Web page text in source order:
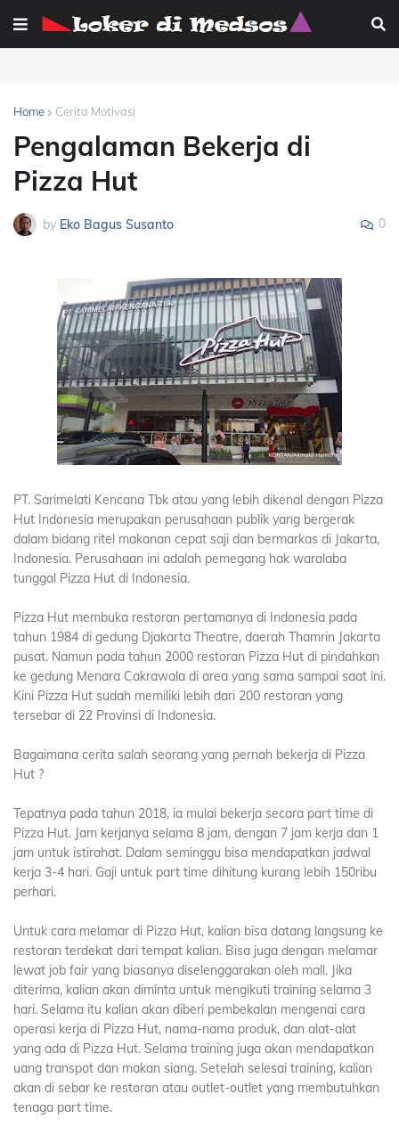
Home Cerita Motivasi
Pengalaman Bekerja di
Pizza Hut
by Eko Bagus Susanto 0
PT. Sarimelati Kencana Tbk atau yang lebih dikenal dengan Pizza
Hut Indonesia merupakan perusahaan publik yang bergerak
dalam bidang ritel makanan cepat saji dan bermarkas di Jakarta,
Indonesia. Perusahaan ini adalah pemegang hak waralaba
tunggal Pizza Hut di Indonesia.
Pizza Hut membuka restoran pertamanya di Indonesia pada
tahun 1984 di gedung Djakarta Theatre, daerah Thamrin Jakarta
pusat. Namun pada tahun 2000 restoran Pizza Hut di pindahkan
ke gedung Menara Cakrawala di area yang sama sampai saat ini.
Kini Pizza Hut sudah memiliki lebih dari 200 restoran yang
tersebar di 22 Provinsi di Indonesia.
Bagaimana cerita salah seorang yang pernah bekerja di Pizza
Hut ?
Tepatnya pada tahun 2018, ia mulai bekerja secara part time di
Pizza Hut. Jam kerjanya selama 8 jam, dengan 7 jam kerja dan 1
jam untuk istirahat. Dalam seminggu bisa mendapatkan jadwal
kerja 3-4 hari. Gaji untuk part time dihitung kurang lebih 150ribu
perhari.
Untuk cara melamar di Pizza Hut, kalian bisa datang langsung ke
restoran terdekat dari tempat kalian. Bisa juga dengan melamar
lewat job fair yang biasanya diselenggarakan oleh mall. Jika
diterima, kalian akan diminta untuk mengikuti training selama 3
hari. Selama itu kalian akan diberi pembekalan mengenai cara
operasi kerja di Pizza Hut, nama-nama produk, dan alat-alat
yang ada di Pizza Hut. Selama training juga akan mendapatkan
uang transpot dan makan siang. Setelah selesai training, kalian
akan di sebar ke restoran atau outlet-outlet yang membutuhkan
tenaga part time.